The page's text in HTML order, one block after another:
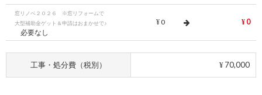
窓リノベ２０２６ ※窓リフォームで
大型補助金ゲット＆申請はおまかせで♪
必要なし
¥0 ¥ 0
工事・処分費（税別） ¥ 70,000